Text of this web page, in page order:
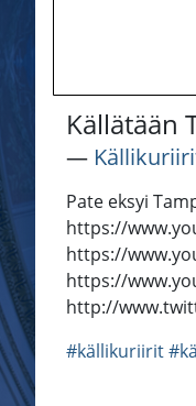
Källätään
―
Pate eksyi
https://
https://
https://
http://
#källikuriirit